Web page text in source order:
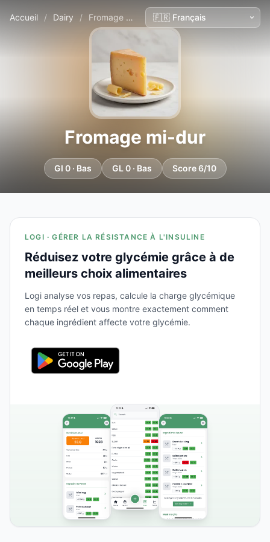
Accueil / Dairy / Fromage mi-dur
Fromage mi-dur
GI 0 · Bas GL 0 · Bas Score 6/10
LOGI · GÉRER LA RÉSISTANCE À L'INSULINE
Réduisez votre glycémie grâce à de
meilleurs choix alimentaires
Logi analyse vos repas, calcule la charge glycémique
en temps réel et vous montre exactement comment
chaque ingrédient affecte votre glycémie.